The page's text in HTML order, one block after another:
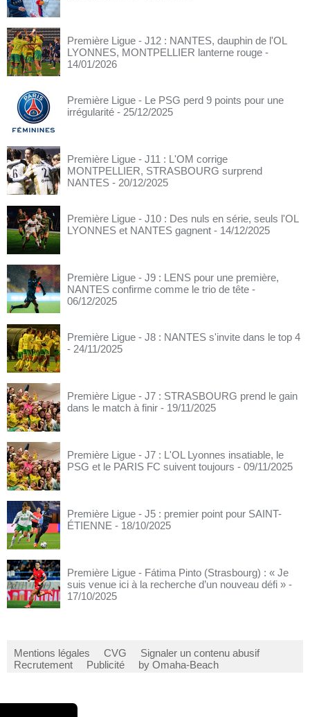
Première Ligue - J12 : NANTES, dauphin de l'OL
LYONNES, MONTPELLIER lanterne rouge -
14/01/2026
Première Ligue - Le PSG perd 9 points pour une
irrégularité - 25/12/2025
Première Ligue - J11 : L'OM corrige
MONTPELLIER, STRASBOURG surprend
NANTES - 20/12/2025
Première Ligue - J10 : Des nuls en série, seuls l'OL
LYONNES et NANTES gagnent - 14/12/2025
Première Ligue - J9 : LENS pour une première,
NANTES confirme comme le trio de tête -
06/12/2025
Première Ligue - J8 : NANTES s'invite dans le top 4
- 24/11/2025
Première Ligue - J7 : STRASBOURG prend le gain
dans le match à finir - 19/11/2025
Première Ligue - J7 : L'OL Lyonnes insatiable, le
PSG et le PARIS FC suivent toujours - 09/11/2025
Première Ligue - J5 : premier point pour SAINT-
ÉTIENNE - 18/10/2025
Première Ligue - Fátima Pinto (Strasbourg) : « Je
suis venue ici à la recherche d’un nouveau défi » -
17/10/2025
Mentions légales CVG
Signaler un contenu abusif
Recrutement
Publicité by Omaha-Beach